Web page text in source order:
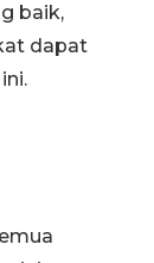
baik,
dapat